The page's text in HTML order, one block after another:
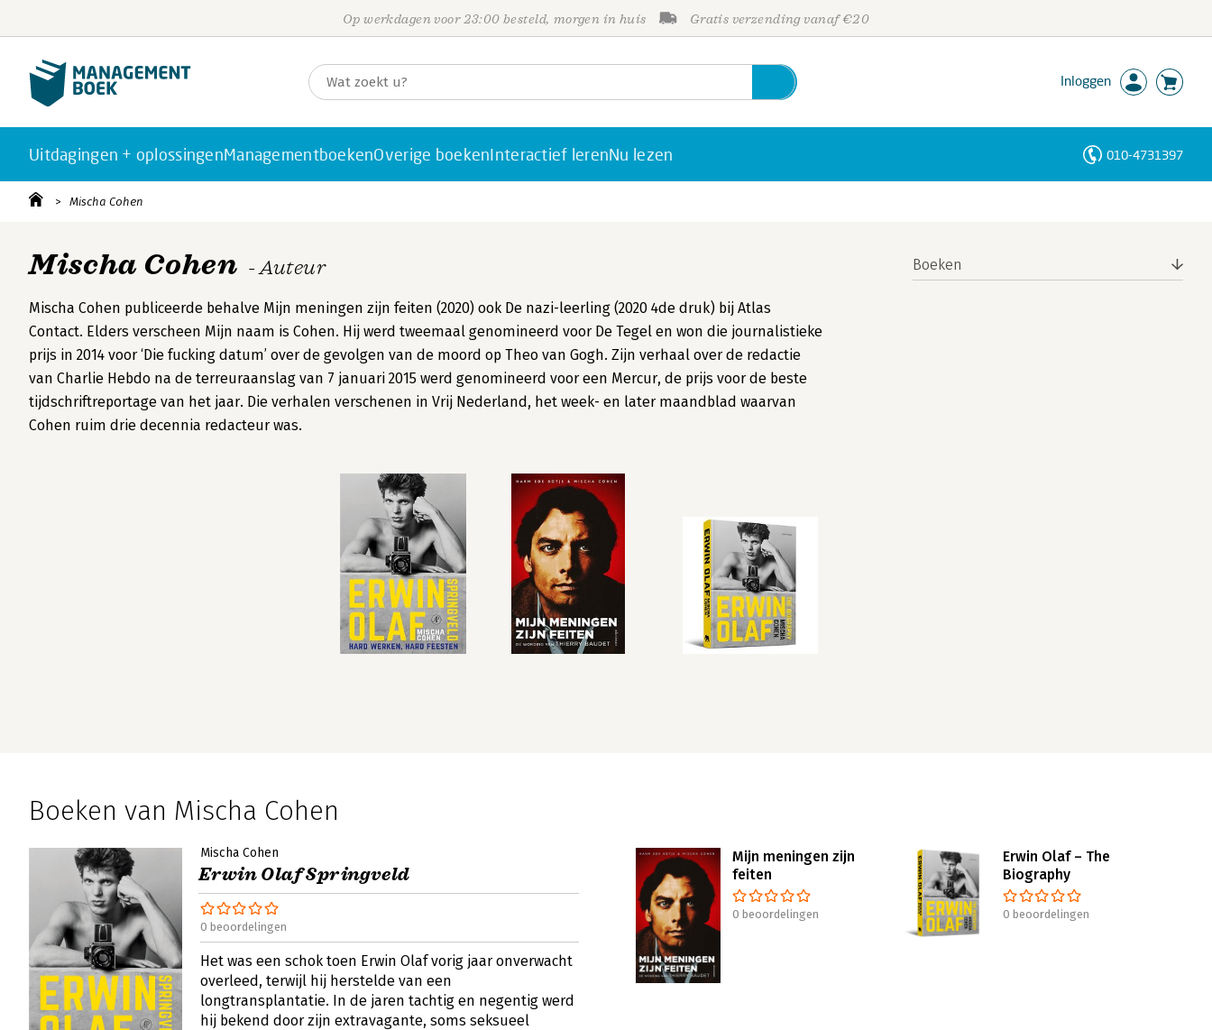
Op werkdagen voor 23:00 besteld, morgen in huis Gratis verzending vanaf €20
Inloggen
Uitdagingen + oplossingenManagementboekenOverige boekenInteractief lerenNu lezen 010-4731397
Mischa Cohen
Mischa Cohen - Auteur
Mischa Cohen publiceerde behalve Mijn meningen zijn feiten (2020) ook De nazi-leerling (2020 4de druk) bij Atlas
Contact. Elders verscheen Mijn naam is Cohen. Hij werd tweemaal genomineerd voor De Tegel en won die journalistieke
prijs in 2014 voor ‘Die fucking datum’ over de gevolgen van de moord op Theo van Gogh. Zijn verhaal over de redactie
van Charlie Hebdo na de terreuraanslag van 7 januari 2015 werd genomineerd voor een Mercur, de prijs voor de beste
tijdschriftreportage van het jaar. Die verhalen verschenen in Vrij Nederland, het week- en later maandblad waarvan
Cohen ruim drie decennia redacteur was.
Boeken
Boeken van Mischa Cohen
Mischa Cohen
Erwin Olaf Springveld
0 beoordelingen
Het was een schok toen Erwin Olaf vorig jaar onverwacht
overleed, terwijl hij herstelde van een
longtransplantatie. In de jaren tachtig en negentig werd
hij bekend door zijn extravagante, soms seksueel
Mijn meningen zijn
feiten
0 beoordelingen
Erwin Olaf – The
Biography
0 beoordelingen
Personen